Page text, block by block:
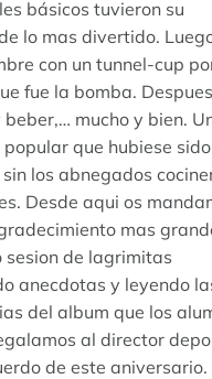
básicos tuvieron su
lo mas divertido.
con un tunnel-cup
fue la bomba.
mucho y bien.
que hubiese sido
los abnegados
Desde aqui os
mas
sesion de lagrimitas
anecdotas y leyendo
del album que los
al director
de este aniversario.